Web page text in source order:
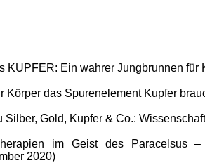
Ein wahrer Jungbrunnen für
das Spurenelement Kupfer
Gold, Kupfer & Co.:
im Geist des Paracelsus –
2020)